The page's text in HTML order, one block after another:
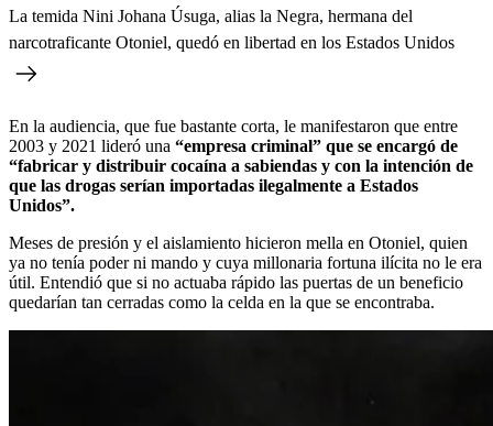
La temida Nini Johana Úsuga, alias la Negra, hermana del
narcotraficante Otoniel, quedó en libertad en los Estados Unidos
En la audiencia, que fue bastante corta, le manifestaron que entre
2003 y 2021 lideró una “empresa criminal” que se encargó de
“fabricar y distribuir cocaína a sabiendas y con la intención de
que las drogas serían importadas ilegalmente a Estados
Unidos”.
Meses de presión y el aislamiento hicieron mella en Otoniel, quien
ya no tenía poder ni mando y cuya millonaria fortuna ilícita no le era
útil. Entendió que si no actuaba rápido las puertas de un beneficio
quedarían tan cerradas como la celda en la que se encontraba.